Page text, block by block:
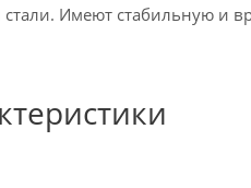
Имеют стабильную и